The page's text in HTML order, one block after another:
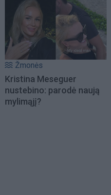
Žmonės
Kristina Meseguer
nustebino: parodė naują
mylimąjį?